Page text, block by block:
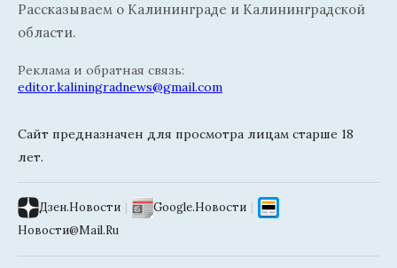
Рассказываем о Калининграде и Калининградской
области.
Реклама и обратная связь:
editor.kaliningradnews@gmail.com
Сайт предназначен для просмотра лицам старше 18
лет.
Дзен.Новости | Google.Новости |
Новости@Mail.Ru